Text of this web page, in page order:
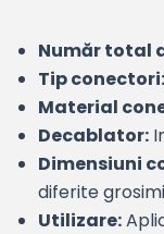
Număr total
Tip conectori:
Material
Decablator:
Dimensiuni
diferite grosimi
Utilizare: